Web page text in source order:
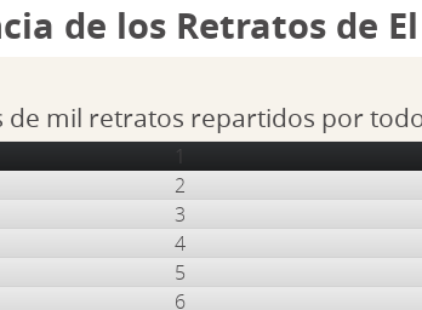
de los Retratos de
de mil retratos repartidos por
1
2
3
4
5
6